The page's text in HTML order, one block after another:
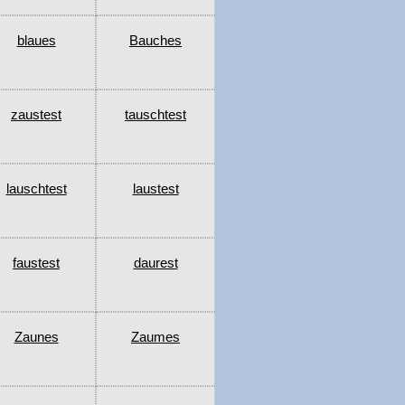
blaues Bauches
zaustest tauschtest
lauschtest laustest
faustest daurest
Zaunes Zaumes